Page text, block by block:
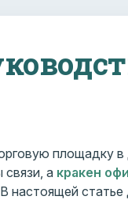
площадку в
связи, а кракен